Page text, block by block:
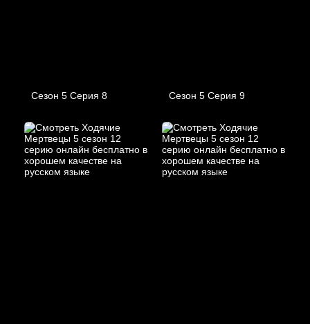
Сезон 5 Серия 8 Сезон 5 Серия 9